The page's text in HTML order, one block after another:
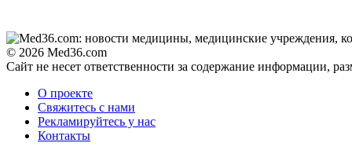
© 2026 Med36.com
Сайт не несет ответственности за содержание информации,
О проекте
Свяжитесь с нами
Рекламируйтесь у нас
Контакты